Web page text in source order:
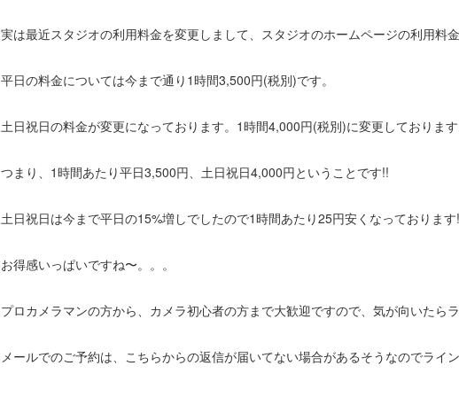
実は最近スタジオの利用料金を変更しまして、スタジオのホームページの利用料金
平日の料金については今まで通り1時間3,500円(税別)です。
土日祝日の料金が変更になっております。1時間4,000円(税別)に変更しております
つまり、1時間あたり平日3,500円、土日祝日4,000円ということです!!
土日祝日は今まで平日の15%増しでしたので1時間あたり25円安くなっておりま
お得感いっぱいですね〜。。。
プロカメラマンの方から、カメラ初心者の方まで大歓迎ですので、気が向いたら
メールでのご予約は、こちらからの返信が届いてない場合があるそうなのでライ